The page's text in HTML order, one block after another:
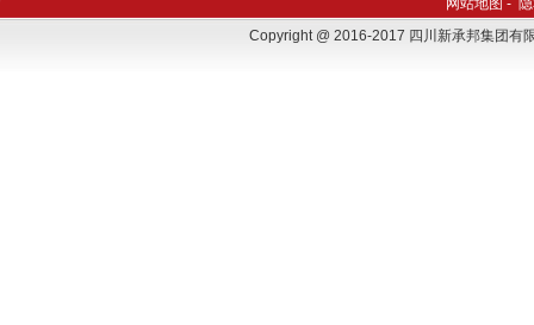
网站地图 -
Copyright @ 2016-2017 四川新承邦集团有